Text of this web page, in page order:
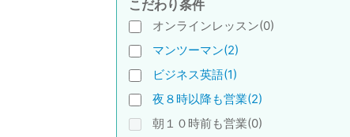
こだわり条件
オンラインレッスン(0)
マンツーマン(2)
ビジネス英語(1)
夜８時以降も営業(2)
朝１０時前も営業(0)